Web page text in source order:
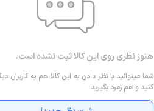
هنوز نظری روی این کالا ثبت نشده است.
شما میتوانید با نظر دادن به این کالا هم به کاربران
کنید و هم زمرد بگیرید